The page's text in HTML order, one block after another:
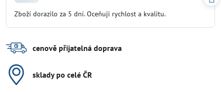
5
Zboží dorazilo za 5 dní. Oceňuji rychlost a kvalitu.
cenově přijatelná doprava
sklady po celé ČR